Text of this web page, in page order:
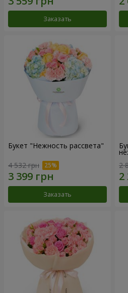
Заказать
Букет "Нежность рассвета"
4 532 грн
Заказать
2